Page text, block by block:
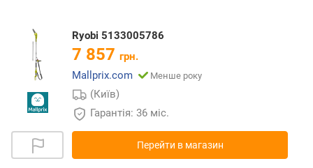
Ryobi 5133005786
7 857 грн.
Mallprix.com
Менше року
(Київ)
Гарантія: 36 міс.
Перейти в магазин